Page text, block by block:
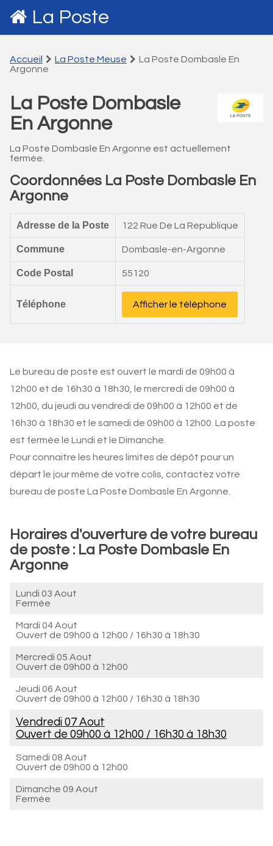
La Poste
Accueil La Poste Meuse
La Poste Dombasle En
Argonne
La Poste Dombasle
En Argonne
La Poste Dombasle En Argonne est actuellement
fermée.
Coordonnées La Poste Dombasle En
Argonne
Adresse de la Poste 122 Rue De La Republique
Commune Dombasle-en-Argonne
Code Postal 55120
Téléphone Afficher le téléphone
Le bureau de poste est ouvert le mardi de 09h00 à
12h00 et de 16h30 à 18h30, le mercredi de 09h00 à
12h00, du jeudi au vendredi de 09h00 à 12h00 et de
16h30 à 18h30 et le samedi de 09h00 à 12h00. La poste
est fermée le Lundi et le Dimanche.
Pour connaitre les heures limites de dépôt pour un
départ le jour même de votre colis, contactez votre
bureau de poste La Poste Dombasle En Argonne.
Horaires d'ouverture de votre bureau
de poste : La Poste Dombasle En
Argonne
Lundi 03 Aout
Fermée
Mardi 04 Aout
Ouvert de 09h00 à 12h00 / 16h30 à 18h30
Mercredi 05 Aout
Ouvert de 09h00 à 12h00
Jeudi 06 Aout
Ouvert de 09h00 à 12h00 / 16h30 à 18h30
Vendredi 07 Aout
Ouvert de 09h00 à 12h00 / 16h30 à 18h30
Samedi 08 Aout
Ouvert de 09h00 à 12h00
Dimanche 09 Aout
Fermée